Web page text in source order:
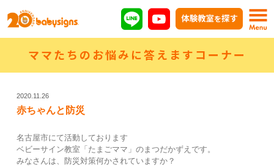
ママたちのお悩みに答えますコーナー
2020.11.26
赤ちゃんと防災
名古屋市にて活動しております
ベビーサイン教室「たまごママ」のまつだかずえです。
みなさんは、防災対策何かされていますか？